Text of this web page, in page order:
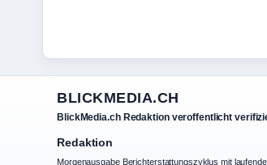
BLICKMEDIA.CH
BlickMedia.ch Redaktion veroffentlicht
Redaktion
Morgenausgabe Berichterstattungszyklus mit